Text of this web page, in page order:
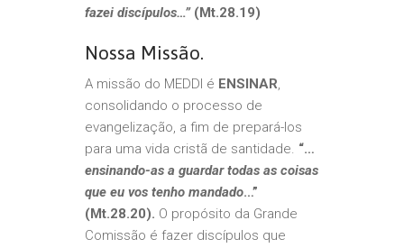
fazei discípulos…”(Mt.28.19)
Nossa Missão.
A missão do MEDDI é ENSINAR,
consolidando o processo de
evangelização, a fim de prepará-los
para uma vida cristã de santidade. “…
ensinando-as a guardar todas as coisas
que eu vos tenho mandado…”
(Mt.28.20). O propósito da Grande
Comissão é fazer discípulos que